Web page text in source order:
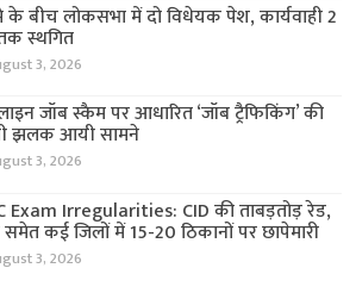
के बीच लोकसभा में दो विधेयक पेश, कार्यवाही 2
स्थगित
3, 2026
जॉब स्कैम पर आधारित ‘जॉब ट्रैफिकिंग’ की
झलक आयी सामने
3, 2026
Exam Irregularities: CID की ताबड़तोड़ रेड,
समेत कई जिलों में 15-20 ठिकानों पर छापेमारी
3, 2026